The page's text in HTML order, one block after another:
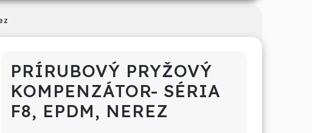
PRÍRUBOVÝ PRYŽOVÝ
KOMPENZÁTOR- SÉRIA
F8, EPDM, NEREZ